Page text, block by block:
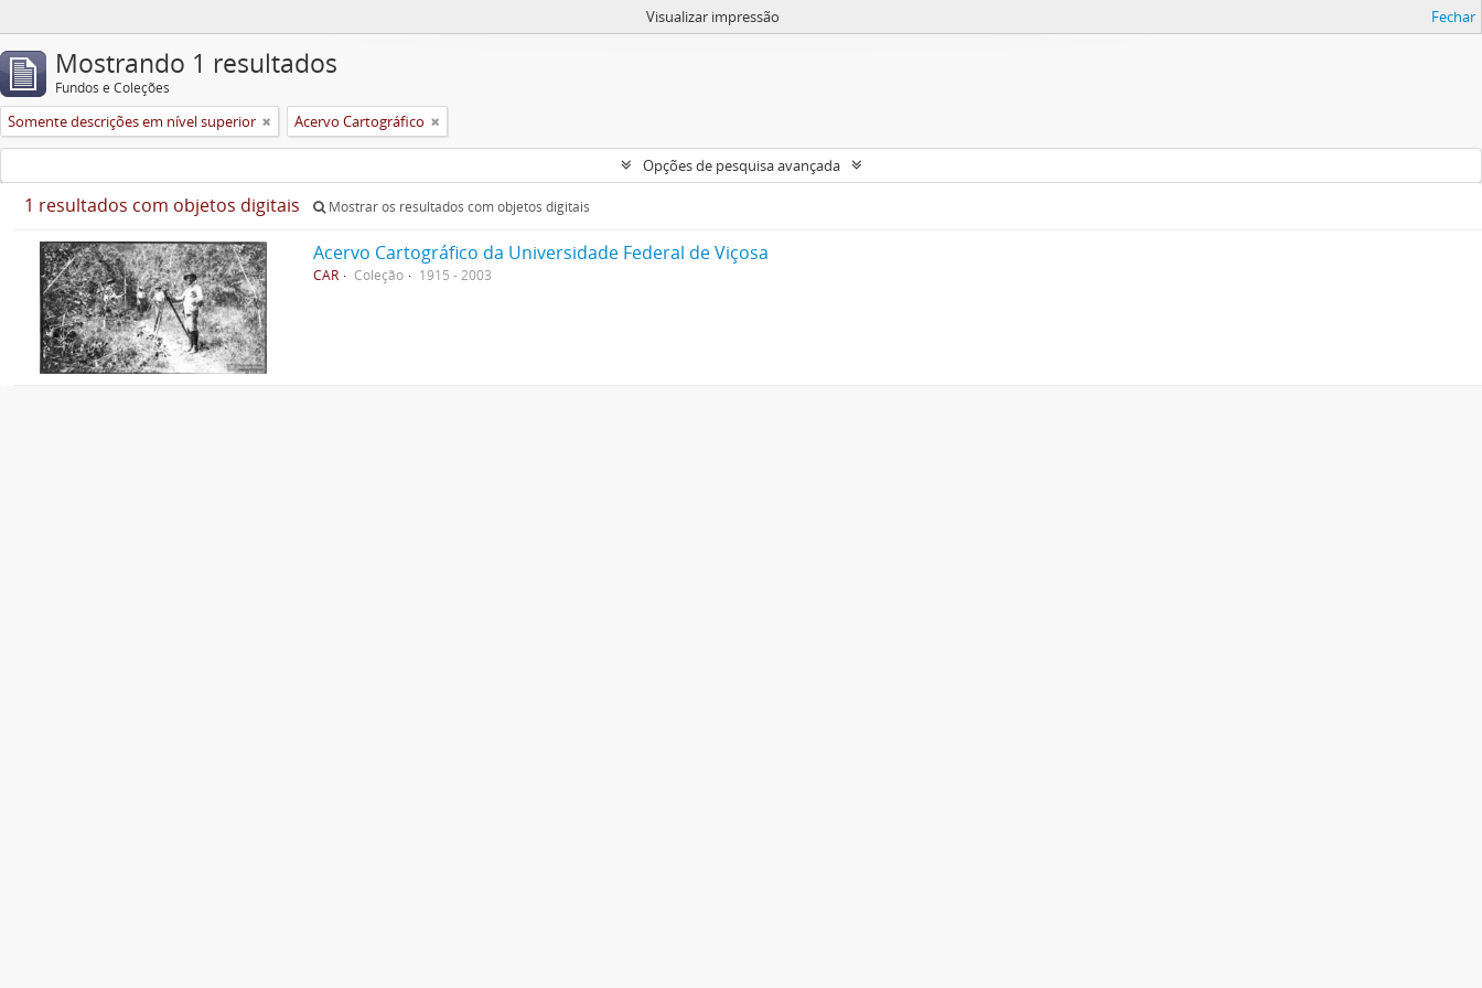
Visualizar impressão Fechar
Mostrando 1 resultados
Fundos e Coleções
Somente descrições em nível superior Acervo Cartográfico
Opções de pesquisa avançada
1 resultados com objetos digitais Mostrar os resultados com objetos digitais
Acervo Cartográfico da Universidade Federal de Viçosa
CAR Coleção 1915 - 2003